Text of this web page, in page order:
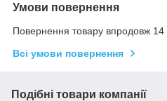
Умови повернення
Повернення товару впродовж 14
Всі умови повернення
Подібні товари компанії